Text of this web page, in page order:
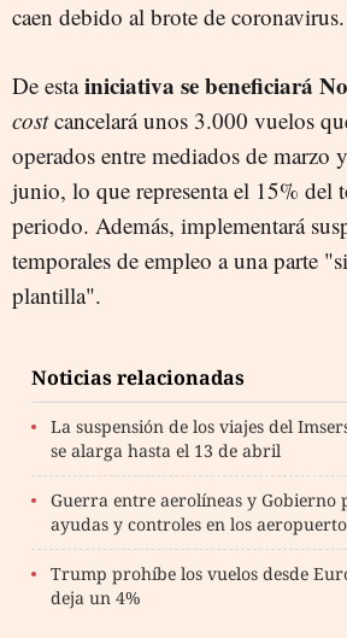
caen debido al brote de coronavirus.
De estainiciativa se beneficiará
cost cancelará unos 3.000 vuelos
operados entre mediados de marzo
junio, lo que representa el 15% del
periodo. Además, implementará
temporales de empleo a una parte
plantilla".
Noticias relacionadas
La suspensión de los viajes del
se alarga hasta el 13 de abril
Guerra entre aerolíneas y Gobierno
ayudas y controles en los
Trump prohíbe los vuelos desde
deja un 4%